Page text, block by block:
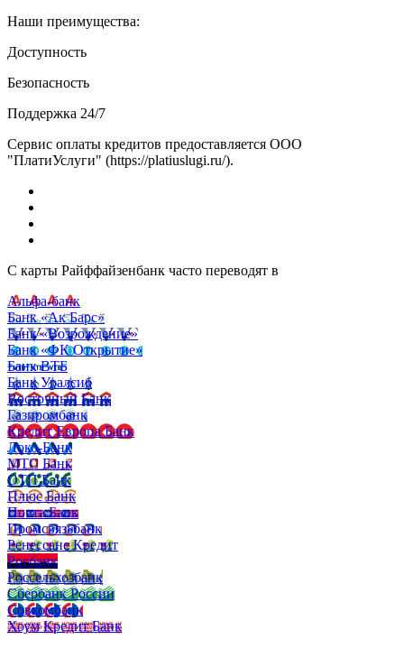
Наши преимущества:
Доступность
Безопасность
Поддержка 24/7
Сервис оплаты кредитов предоставляется ООО
"ПлатиУслуги" (https://platiuslugi.ru/).
С карты Райффайзенбанк часто переводят в
Альфа-банк
Банк «Ак Барс»
Банк «Возрождение»
Банк «ФК Открытие»
Банк ВТБ
Банк Уралсиб
Восточный Банк
Газпромбанк
Кредит Европа Банк
Локо-Банк
МТС Банк
ОТП Банк
Плюс Банк
Почта Банк
Промсвязьбанк
Ренессанс Кредит
Росбанк
Россельхозбанк
Сбербанк России
Совкомбанк
Хоум Кредит Банк